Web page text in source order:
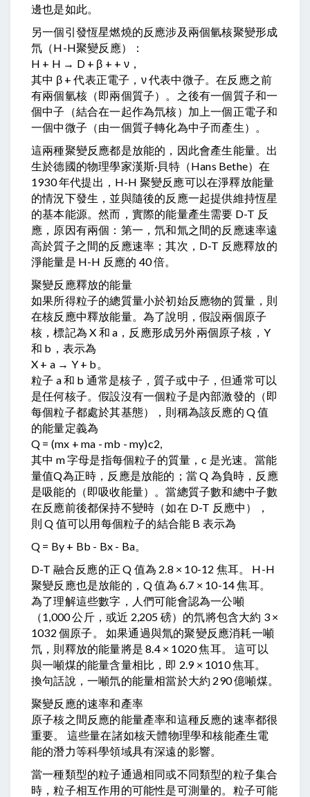
邊也是如此。
另一個引發恆星燃燒的反應涉及兩個氫核聚變形成
氘（H-H聚變反應）：
H + H → D + β + + ν，
其中 β + 代表正電子，ν 代表中微子。在反應之前
有兩個氫核（即兩個質子）。之後有一個質子和一
個中子（結合在一起作為氘核）加上一個正電子和
一個中微子（由一個質子轉化為中子而產生）。
這兩種聚變反應都是放能的，因此會產生能量。出
生於德國的物理學家漢斯·貝特（Hans Bethe）在
1930 年代提出，H-H 聚變反應可以在淨釋放能量
的情況下發生，並與隨後的反應一起提供維持恆星
的基本能源。然而，實際的能量產生需要 D-T 反
應，原因有兩個：第一，氘和氚之間的反應速率遠
高於質子之間的反應速率；其次，D-T 反應釋放的
淨能量是 H-H 反應的 40 倍。
聚變反應釋放的能量
如果所得粒子的總質量小於初始反應物的質量，則
在核反應中釋放能量。為了說明，假設兩個原子
核，標記為 X 和 a，反應形成另外兩個原子核，Y
和 b，表示為
X + a → Y + b。
粒子 a 和 b 通常是核子，質子或中子，但通常可以
是任何核子。假設沒有一個粒子是內部激發的（即
每個粒子都處於其基態），則稱為該反應的 Q 值
的能量定義為
Q = (mx + ma - mb - my)c2,
其中 m 字母是指每個粒子的質量，c 是光速。當能
量值Q為正時，反應是放能的；當 Q 為負時，反應
是吸能的（即吸收能量）。當總質子數和總中子數
在反應前後都保持不變時（如在 D-T 反應中），
則 Q 值可以用每個粒子的結合能 B 表示為
Q = By + Bb - Bx - Ba。
D-T 融合反應的正 Q 值為 2.8 × 10-12 焦耳。 H-H
聚變反應也是放能的，Q 值為 6.7 × 10-14 焦耳。
為了理解這些數字，人們可能會認為一公噸
（1,000 公斤，或近 2,205 磅）的氘將包含大約 3 ×
1032 個原子。 如果通過與氚的聚變反應消耗一噸
氘，則釋放的能量將是 8.4 × 1020 焦耳。 這可以
與一噸煤的能量含量相比，即 2.9 × 1010 焦耳。
換句話說，一噸氘的能量相當於大約 290 億噸煤。
聚變反應的速率和產率
原子核之間反應的能量產率和這種反應的速率都很
重要。 這些量在諸如核天體物理學和核能產生電
能的潛力等科學領域具有深遠的影響。
當一種類型的粒子通過相同或不同類型的粒子集合
時，粒子相互作用的可能性是可測量的。粒子可能